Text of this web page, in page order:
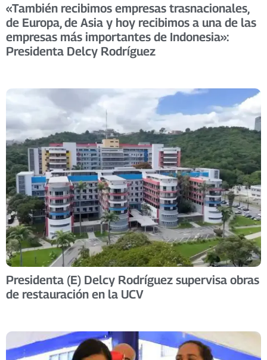
«También recibimos empresas trasnacionales,
de Europa, de Asia y hoy recibimos a una de las
empresas más importantes de Indonesia»:
Presidenta Delcy Rodríguez
Presidenta (E) Delcy Rodríguez supervisa obras
de restauración en la UCV